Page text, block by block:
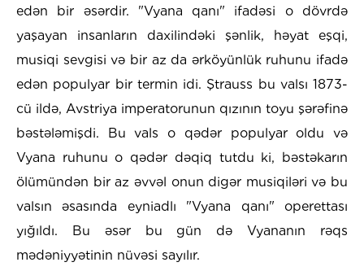
edən bir əsərdir. "Vyana qanı" ifadəsi o dövrdə
yaşayan insanların daxilindəki şənlik, həyat eşqi,
musiqi sevgisi və bir az da ərköyünlük ruhunu ifadə
edən populyar bir termin idi. Ştrauss bu valsı 1873-
cü ildə, Avstriya imperatorunun qızının toyu şərəfinə
bəstələmişdi. Bu vals o qədər populyar oldu və
Vyana ruhunu o qədər dəqiq tutdu ki, bəstəkarın
ölümündən bir az əvvəl onun digər musiqiləri və bu
valsın əsasında eyniadlı "Vyana qanı" operettası
yığıldı. Bu əsər bu gün də Vyananın rəqs
mədəniyyətinin nüvəsi sayılır.